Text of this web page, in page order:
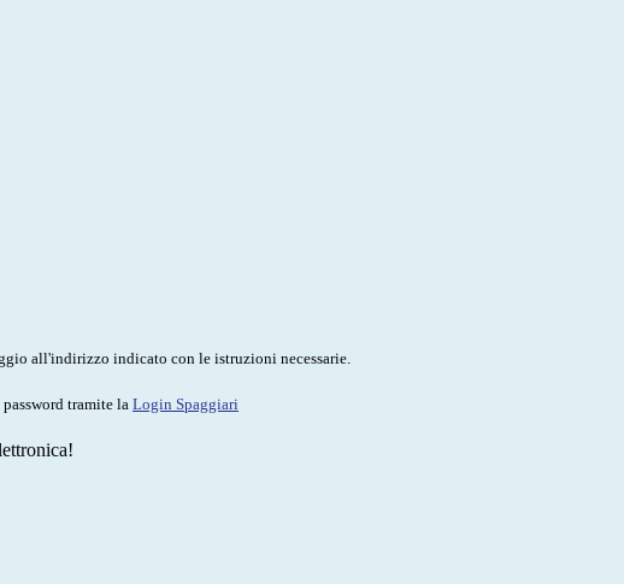
all'indirizzo indicato con le istruzioni necessarie.
tramite la Login Spaggiari